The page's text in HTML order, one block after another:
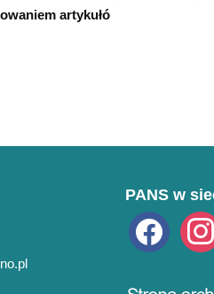
artykułó
PANS w
facebook